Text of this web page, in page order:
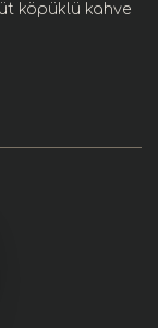
köpüklü kahve